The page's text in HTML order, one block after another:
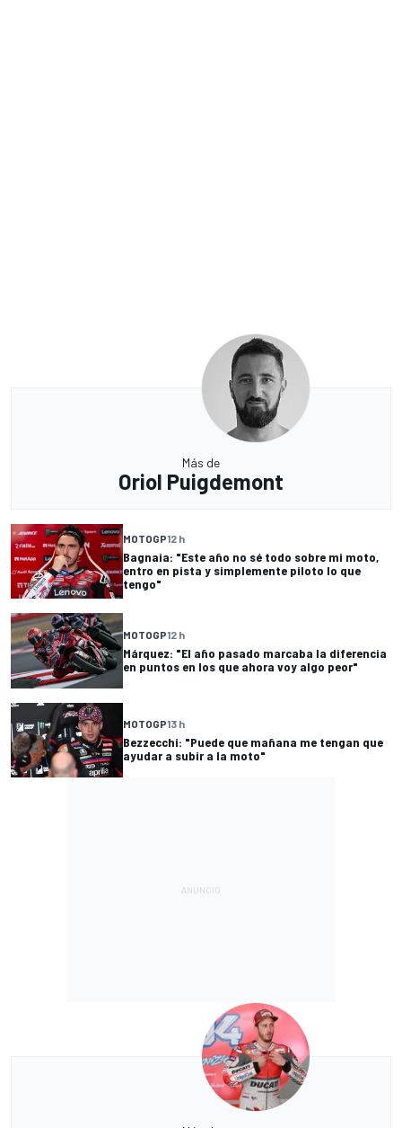
Más de
Oriol Puigdemont
MOTOGP12 h
Bagnaia: "Este año no sé todo sobre mi moto,
entro en pista y simplemente piloto lo que
tengo"
MOTOGP12 h
Márquez: "El año pasado marcaba la diferencia
en puntos en los que ahora voy algo peor"
MOTOGP13 h
Bezzecchi: "Puede que mañana me tengan que
ayudar a subir a la moto"